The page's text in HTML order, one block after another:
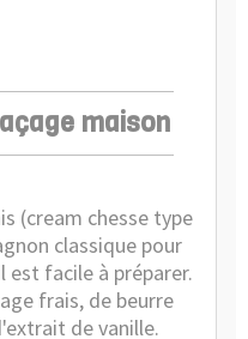
maison
(cream chesse type
classique pour
facile à préparer.
frais, de beurre
de vanille.